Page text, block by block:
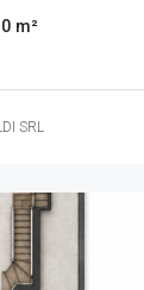
m²
SRL